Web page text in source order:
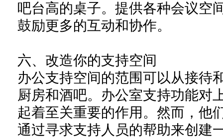
吧台高的桌子。提供各种会议空
鼓励更多的互动和协作。
六、 改造你的支持空间
办公支持空间的范围可以从接待
厨房和酒吧。办公室支持功能对
起着至关重要的作用。然而，他
通过寻求支持人员的帮助来创建